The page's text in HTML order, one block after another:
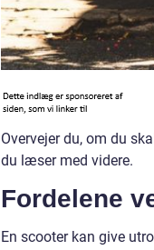
Overvejer du, om du
du læser med videre.
Fordelene
En scooter kan give